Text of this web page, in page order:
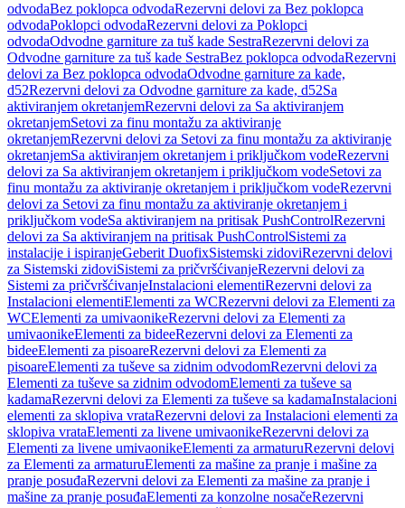
odvodaBez poklopca odvodaRezervni delovi za Bez poklopca
odvodaPoklopci odvodaRezervni delovi za Poklopci
odvodaOdvodne garniture za tuš kade SestraRezervni delovi za
Odvodne garniture za tuš kade SestraBez poklopca odvodaRezervni
delovi za Bez poklopca odvodaOdvodne garniture za kade,
d52Rezervni delovi za Odvodne garniture za kade, d52Sa
aktiviranjem okretanjemRezervni delovi za Sa aktiviranjem
okretanjemSetovi za finu montažu za aktiviranje
okretanjemRezervni delovi za Setovi za finu montažu za aktiviranje
okretanjemSa aktiviranjem okretanjem i priključkom vodeRezervni
delovi za Sa aktiviranjem okretanjem i priključkom vodeSetovi za
finu montažu za aktiviranje okretanjem i priključkom vodeRezervni
delovi za Setovi za finu montažu za aktiviranje okretanjem i
priključkom vodeSa aktiviranjem na pritisak PushControlRezervni
delovi za Sa aktiviranjem na pritisak PushControlSistemi za
instalacije i ispiranjeGeberit DuofixSistemski zidoviRezervni delovi
za Sistemski zidoviSistemi za pričvršćivanjeRezervni delovi za
Sistemi za pričvršćivanjeInstalacioni elementiRezervni delovi za
Instalacioni elementiElementi za WCRezervni delovi za Elementi za
WCElementi za umivaonikeRezervni delovi za Elementi za
umivaonikeElementi za bideeRezervni delovi za Elementi za
bideeElementi za pisoareRezervni delovi za Elementi za
pisoareElementi za tuševe sa zidnim odvodomRezervni delovi za
Elementi za tuševe sa zidnim odvodomElementi za tuševe sa
kadamaRezervni delovi za Elementi za tuševe sa kadamaInstalacioni
elementi za sklopiva vrataRezervni delovi za Instalacioni elementi za
sklopiva vrataElementi za livene umivaonikeRezervni delovi za
Elementi za livene umivaonikeElementi za armaturuRezervni delovi
za Elementi za armaturuElementi za mašine za pranje i mašine za
pranje posuđaRezervni delovi za Elementi za mašine za pranje i
mašine za pranje posuđaElementi za konzolne nosačeRezervni